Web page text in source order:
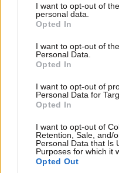
not limited to your visit or
grant or deny consent to
use your data for below
consent section.
I want to opt-out of
personal data.
Opted In
I want to opt-out of
Personal Data.
Opted In
I want to opt-out of
Personal Data for
Opted In
I want to opt-out of
Retention, Sale, and/
Personal Data that Is
Purposes for which it
Opted Out
Xαρακτήρες: 0/1000
Διαβάστε και
Τακης2388
Κάπως έτσι χάνει κανείς